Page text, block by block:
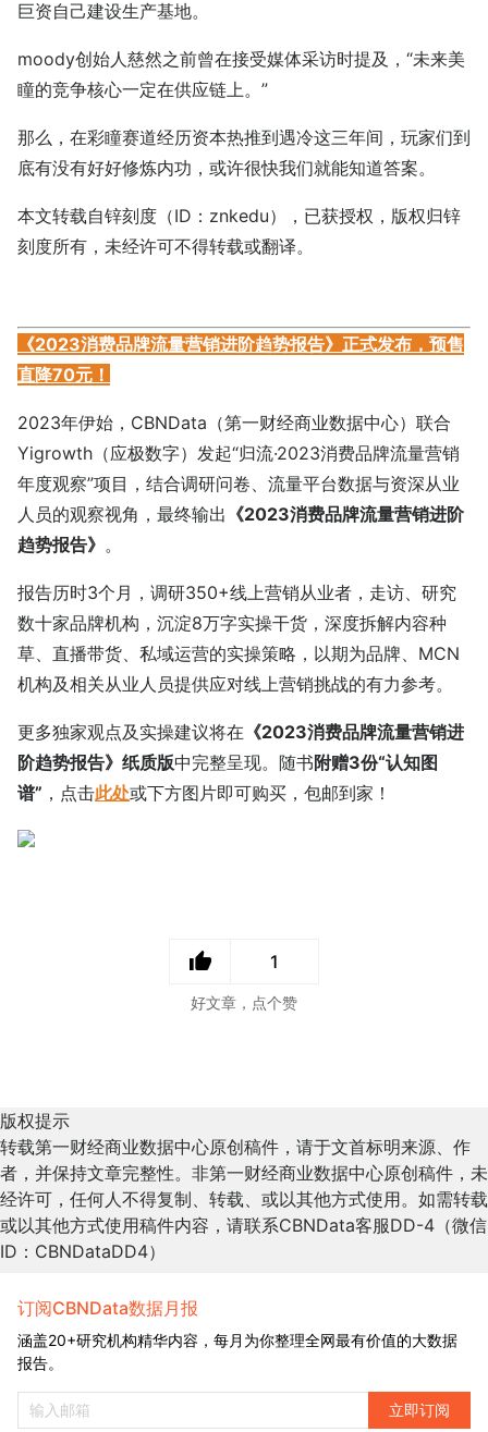
巨资自己建设生产基地。
moody创始人慈然之前曾在接受媒体采访时提及，“未来美
瞳的竞争核心一定在供应链上。”
那么，在彩瞳赛道经历资本热推到遇冷这三年间，玩家们到
底有没有好好修炼内功，或许很快我们就能知道答案。
本文转载自锌刻度（ID：znkedu），已获授权，版权归锌
刻度所有，未经许可不得转载或翻译。
《2023消费品牌流量营销进阶趋势报告》正式发布，预售
直降70元！
2023年伊始，CBNData（第一财经商业数据中心）联合
Yigrowth（应极数字）发起“归流·2023消费品牌流量营销
年度观察”项目，结合调研问卷、流量平台数据与资深从业
人员的观察视角，最终输出 《2023消费品牌流量营销进阶
趋势报告》 。
报告历时3个月，调研350+线上营销从业者，走访、研究
数十家品牌机构，沉淀8万字实操干货，深度拆解内容种
草、直播带货、私域运营的实操策略，以期为品牌、MCN
机构及相关从业人员提供应对线上营销挑战的有力参考。
更多独家观点及实操建议将在 《2023消费品牌流量营销进
阶趋势报告》纸质版中完整呈现。随书附赠3份“认知图
谱” ，点击此处或下方图片即可购买，包邮到家！
1
好文章，点个赞
版权提示
转载第一财经商业数据中心原创稿件，请于文首标明来源、作
者，并保持文章完整性。非第一财经商业数据中心原创稿件，未
经许可，任何人不得复制、转载、或以其他方式使用。如需转载
或以其他方式使用稿件内容，请联系CBNData客服DD-4（微信
ID：CBNDataDD4）
订阅CBNData数据月报
涵盖20+研究机构精华内容，每月为你整理全网最有价值的大数据
报告。
立即订阅